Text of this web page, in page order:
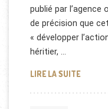
publié par l’agence
de précision que
« développer
héritier, …
LIRE LA SUITE